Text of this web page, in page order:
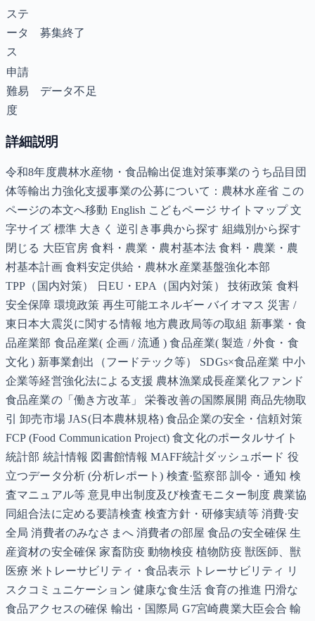
ステ
ータ
ス
募集終了
申請
難易
度
データ不足
詳細説明
令和8年度農林水産物・食品輸出促進対策事業のうち品目団
体等輸出力強化支援事業の公募について：農林水産省 この
ページの本文へ移動 English こどもページ サイトマップ 文
字サイズ 標準 大きく 逆引き事典から探す 組織別から探す
閉じる 大臣官房 食料・農業・農村基本法 食料・農業・農
村基本計画 食料安定供給・農林水産業基盤強化本部
TPP（国内対策） 日EU・EPA（国内対策） 技術政策 食料
安全保障 環境政策 再生可能エネルギー バイオマス 災害 /
東日本大震災に関する情報 地方農政局等の取組 新事業・食
品産業部 食品産業( 企画 / 流通 ) 食品産業( 製造 / 外食・食
文化 ) 新事業創出（フードテック等） SDGs×食品産業 中小
企業等経営強化法による支援 農林漁業成長産業化ファンド
食品産業の「働き方改革」 栄養改善の国際展開 商品先物取
引 卸売市場 JAS(日本農林規格) 食品企業の安全・信頼対策
FCP (Food Communication Project) 食文化のポータルサイト
統計部 統計情報 図書館情報 MAFF統計ダッシュボード 役
立つデータ分析 (分析レポート) 検査·監察部 訓令・通知 検
査マニュアル等 意見申出制度及び検査モニター制度 農業協
同組合法に定める要請検査 検査方針・研修実績等 消費·安
全局 消費者のみなさまへ 消費者の部屋 食品の安全確保 生
産資材の安全確保 家畜防疫 動物検疫 植物防疫 獣医師、獣
医療 米トレーサビリティ・食品表示 トレーサビリティ リ
スクコミュニケーション 健康な食生活 食育の推進 円滑な
食品アクセスの確保 輸出・国際局 G7宮崎農業大臣会合 輸